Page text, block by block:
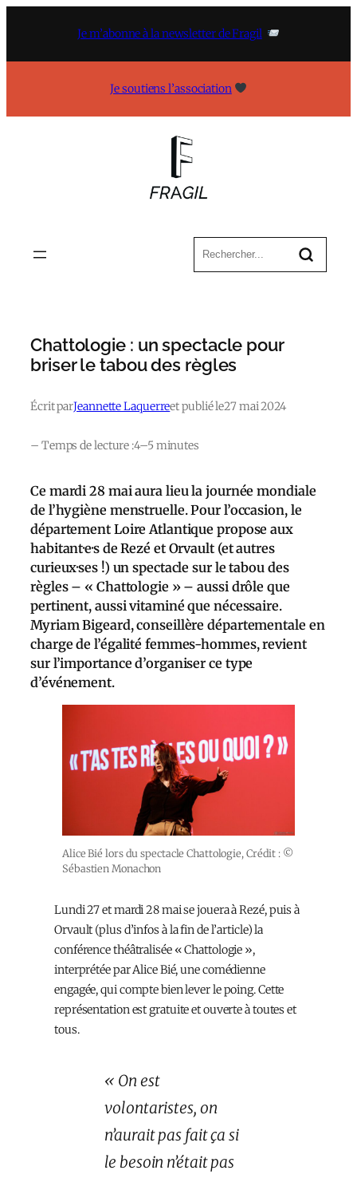
Je m’abonne à la newsletter de Fragil
Je soutiens l’association
Chattologie : un spectacle pour
briser le tabou des règles
Écrit parJeannette Laquerreet publié le27 mai 2024
– Temps de lecture :4–5 minutes
Ce mardi 28 mai aura lieu la journée mondiale
de l’hygiène menstruelle. Pour l’occasion, le
département Loire Atlantique propose aux
habitant·e·s de Rezé et Orvault (et autres
curieux·ses !) un spectacle sur le tabou des
règles – « Chattologie » – aussi drôle que
pertinent, aussi vitaminé que nécessaire.
Myriam Bigeard, conseillère départementale en
charge de l’égalité femmes-hommes, revient
sur l’importance d’organiser ce type
d’événement.
Alice Bié lors du spectacle Chattologie, Crédit : ©
Sébastien Monachon
Lundi 27 et mardi 28 mai se jouera à Rezé, puis à
Orvault (plus d’infos à la fin de l’article) la
conférence théâtralisée « Chattologie »,
interprétée par Alice Bié, une comédienne
engagée, qui compte bien lever le poing. Cette
représentation est gratuite et ouverte à toutes et
tous.
« On est
volontaristes, on
n’aurait pas fait ça si
le besoin n’était pas